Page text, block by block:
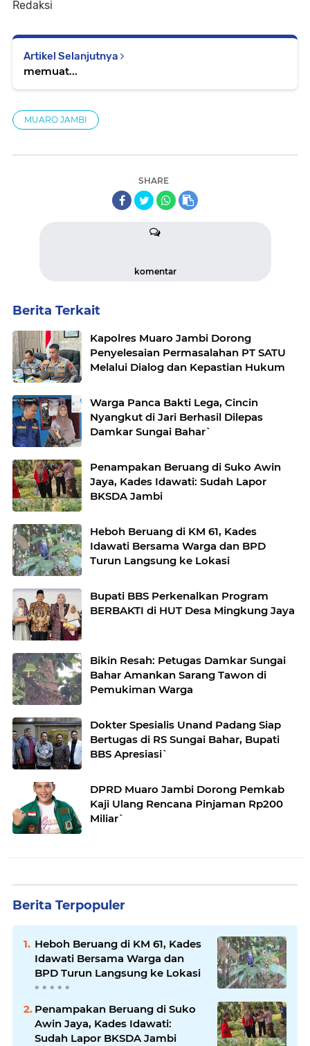
Redaksi
Artikel Selanjutnya
memuat...
MUARO JAMBI
SHARE
komentar
Berita Terkait
Kapolres Muaro Jambi Dorong
Penyelesaian Permasalahan PT SATU
Melalui Dialog dan Kepastian Hukum
Warga Panca Bakti Lega, Cincin
Nyangkut di Jari Berhasil Dilepas
Damkar Sungai Bahar`
Penampakan Beruang di Suko Awin
Jaya, Kades Idawati: Sudah Lapor
BKSDA Jambi
Heboh Beruang di KM 61, Kades
Idawati Bersama Warga dan BPD
Turun Langsung ke Lokasi
Bupati BBS Perkenalkan Program
BERBAKTI di HUT Desa Mingkung Jaya
Bikin Resah: Petugas Damkar Sungai
Bahar Amankan Sarang Tawon di
Pemukiman Warga
Dokter Spesialis Unand Padang Siap
Bertugas di RS Sungai Bahar, Bupati
BBS Apresiasi`
DPRD Muaro Jambi Dorong Pemkab
Kaji Ulang Rencana Pinjaman Rp200
Miliar`
Berita Terpopuler
Heboh Beruang di KM 61, Kades
Idawati Bersama Warga dan
BPD Turun Langsung ke Lokasi
Penampakan Beruang di Suko
Awin Jaya, Kades Idawati:
Sudah Lapor BKSDA Jambi